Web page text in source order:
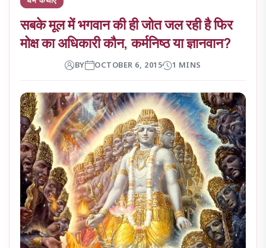
सबके मूल में भगवान की ही जोत जल रही है फिर
मोक्ष का अधिकारी कौन, कर्मनिष्ठ या ज्ञानवान?
BY OCTOBER 6, 2015 1 MINS